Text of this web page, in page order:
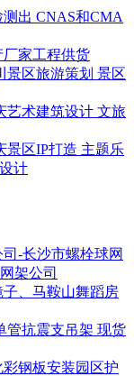
出 CNAS和CMA
家工程供货
景区旅游策划 景区
艺术建筑设计 文旅
景区IP打造 主题乐
计
-长沙市螺栓球网
架公司
、马鞍山舞蹈房
管抗震支吊架 现货
钢板安装园区护